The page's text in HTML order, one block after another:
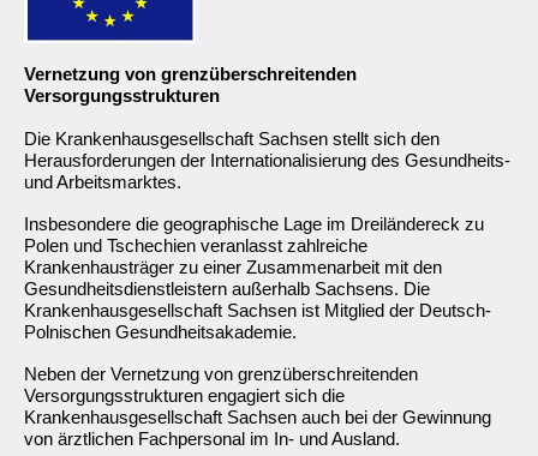
Vernetzung von grenzüberschreitenden
Versorgungsstrukturen
Die Krankenhausgesellschaft Sachsen stellt sich den
Herausforderungen der Internationalisierung des Gesundheits-
und Arbeitsmarktes.
Insbesondere die geographische Lage im Dreiländereck zu
Polen und Tschechien veranlasst zahlreiche
Krankenhausträger zu einer Zusammenarbeit mit den
Gesundheitsdienstleistern außerhalb Sachsens. Die
Krankenhausgesellschaft Sachsen ist Mitglied der Deutsch-
Polnischen Gesundheitsakademie.
Neben der Vernetzung von grenzüberschreitenden
Versorgungsstrukturen engagiert sich die
Krankenhausgesellschaft Sachsen auch bei der Gewinnung
von ärztlichen Fachpersonal im In- und Ausland.